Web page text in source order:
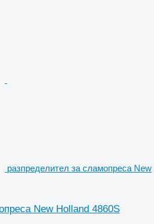
разпределител за сламопреса New
New Holland 4860S